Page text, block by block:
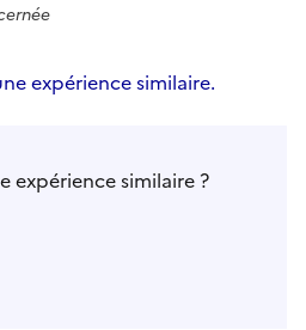
expérience similaire.
expérience similaire ?